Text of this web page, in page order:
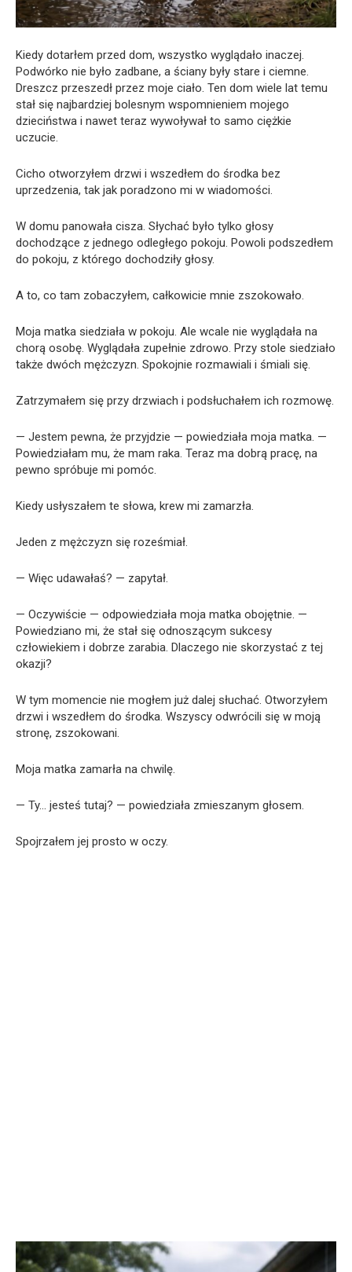
Kiedy dotarłem przed dom, wszystko wyglądało inaczej.
Podwórko nie było zadbane, a ściany były stare i ciemne.
Dreszcz przeszedł przez moje ciało. Ten dom wiele lat temu
stał się najbardziej bolesnym wspomnieniem mojego
dzieciństwa i nawet teraz wywoływał to samo ciężkie
uczucie.
Cicho otworzyłem drzwi i wszedłem do środka bez
uprzedzenia, tak jak poradzono mi w wiadomości.
W domu panowała cisza. Słychać było tylko głosy
dochodzące z jednego odległego pokoju. Powoli podszedłem
do pokoju, z którego dochodziły głosy.
A to, co tam zobaczyłem, całkowicie mnie zszokowało.
Moja matka siedziała w pokoju. Ale wcale nie wyglądała na
chorą osobę. Wyglądała zupełnie zdrowo. Przy stole siedziało
także dwóch mężczyzn. Spokojnie rozmawiali i śmiali się.
Zatrzymałem się przy drzwiach i podsłuchałem ich rozmowę.
— Jestem pewna, że przyjdzie — powiedziała moja matka. —
Powiedziałam mu, że mam raka. Teraz ma dobrą pracę, na
pewno spróbuje mi pomóc.
Kiedy usłyszałem te słowa, krew mi zamarzła.
Jeden z mężczyzn się roześmiał.
— Więc udawałaś? — zapytał.
— Oczywiście — odpowiedziała moja matka obojętnie. —
Powiedziano mi, że stał się odnoszącym sukcesy
człowiekiem i dobrze zarabia. Dlaczego nie skorzystać z tej
okazji?
W tym momencie nie mogłem już dalej słuchać. Otworzyłem
drzwi i wszedłem do środka. Wszyscy odwrócili się w moją
stronę, zszokowani.
Moja matka zamarła na chwilę.
— Ty… jesteś tutaj? — powiedziała zmieszanym głosem.
Spojrzałem jej prosto w oczy.